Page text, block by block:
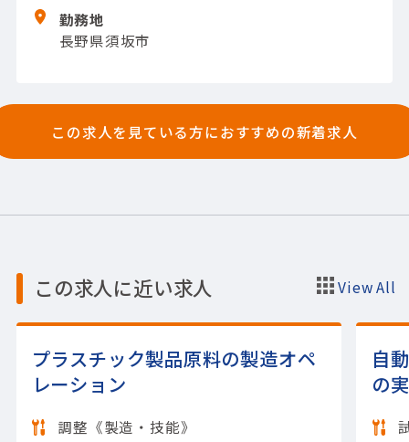
ール】SolidWorks; その他
勤務地
長野県須坂市
この求人を見ている方におすすめの新着求人
この求人に近い求人 View All
プラスチック製品原料の製造オペ
レーション
調整《製造・技能》
自
の